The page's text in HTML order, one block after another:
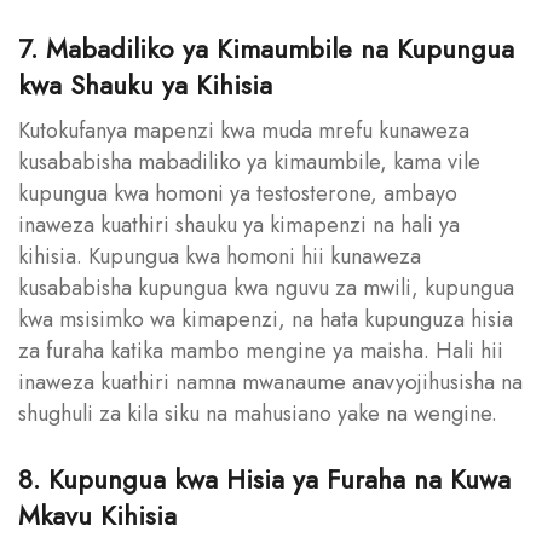
7. Mabadiliko ya Kimaumbile na Kupungua
kwa Shauku ya Kihisia
Kutokufanya mapenzi kwa muda mrefu kunaweza
kusababisha mabadiliko ya kimaumbile, kama vile
kupungua kwa homoni ya testosterone, ambayo
inaweza kuathiri shauku ya kimapenzi na hali ya
kihisia. Kupungua kwa homoni hii kunaweza
kusababisha kupungua kwa nguvu za mwili, kupungua
kwa msisimko wa kimapenzi, na hata kupunguza hisia
za furaha katika mambo mengine ya maisha. Hali hii
inaweza kuathiri namna mwanaume anavyojihusisha na
shughuli za kila siku na mahusiano yake na wengine.
8. Kupungua kwa Hisia ya Furaha na Kuwa
Mkavu Kihisia